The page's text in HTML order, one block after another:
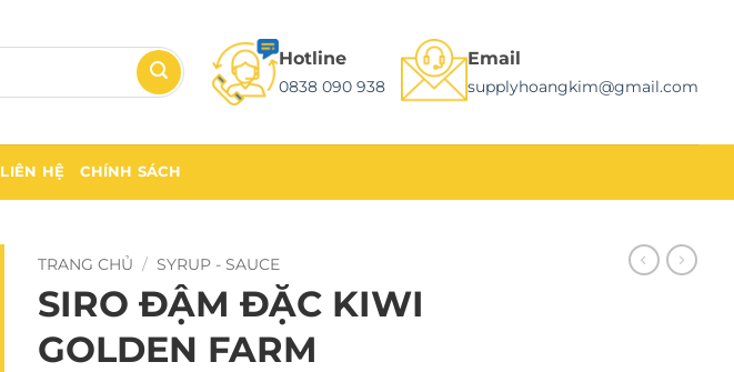
Hotline
0838 090 938
Email
supplyhoangkim@gmail.com
LIÊN HỆ CHÍNH SÁCH
TRANG CHỦ / SYRUP - SAUCE
SIRO ĐẬM ĐẶC KIWI
GOLDEN FARM